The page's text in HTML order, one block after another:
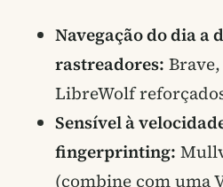
Navegação do dia a
rastreadores:
LibreWolf
Sensível à
fingerprinting:
(combine com uma